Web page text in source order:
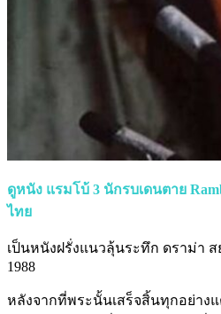
ดูหนัง แรมโบ้ 3 นักรบเดนตาย
ไทย
เป็นหนังฝรั่งแนวลุ้นระทึก ดราม่า
1988
หลังจากที่พระนั้นเสร็จสิ้นทุกอย่าง